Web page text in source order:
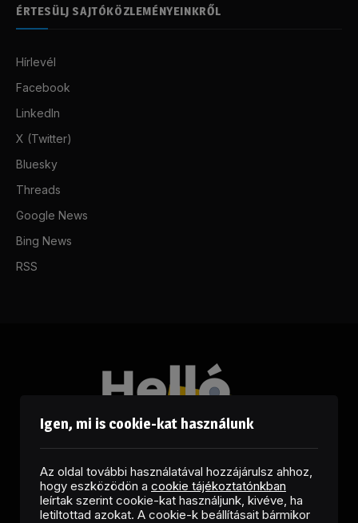
ÉRTESÜLJ SAJTÓKÖZLEMÉNYEINKRŐL
Hírlevél
Facebook
LinkedIn
X (Twitter)
Bluesky
Threads
Google News
Bing News
RSS
Igen, mi is cookie-kat használunk
Az oldal további használatával hozzájárulsz ahhoz,
hogy eszközödön a cookie tájékoztatónkban
leírtak szerint cookie-kat használjunk, kivéve, ha
letiltottad azokat. A cookie-k beállításait bármikor